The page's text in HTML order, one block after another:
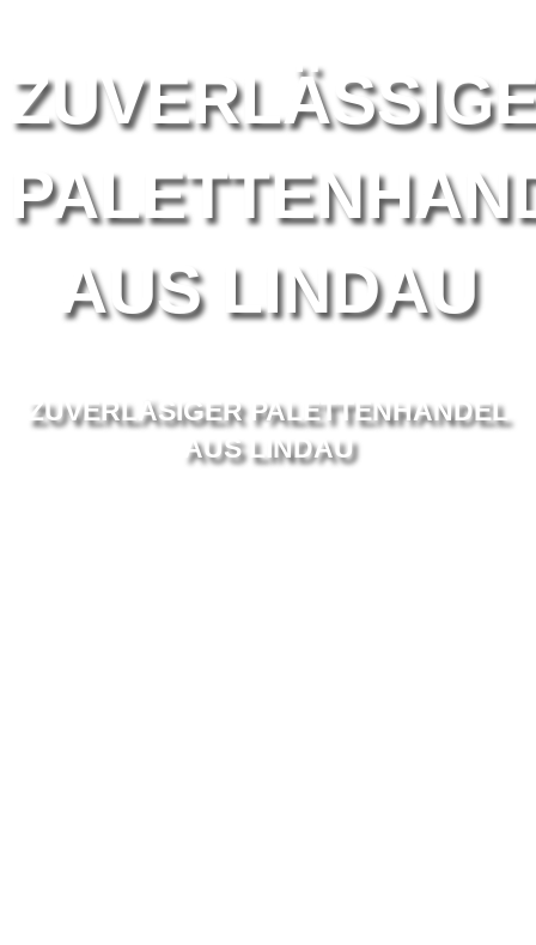
AUS LINDAU
ZUVERLÄSIGER PALETTENHANDEL
AUS LINDAU